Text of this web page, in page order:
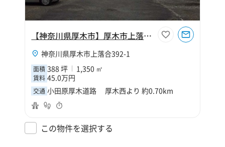
【神奈川県厚木市】厚木市上落合駐車場
神奈川県厚木市上落合392-1
面積 388 坪 1,350 ㎡
賃料 45.0万円
交通 小田原厚木道路 厚木西より 約0.70km
この物件を選択する